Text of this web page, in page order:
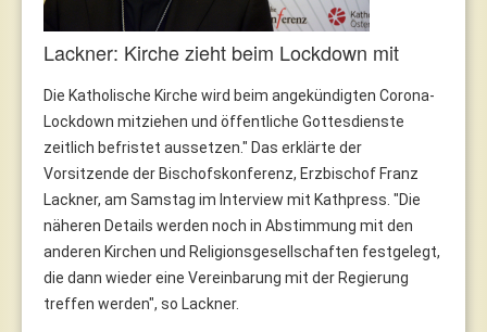
Lackner: Kirche zieht beim Lockdown mit
Die Katholische Kirche wird beim angekündigten Corona-
Lockdown mitziehen und öffentliche Gottesdienste
zeitlich befristet aussetzen." Das erklärte der
Vorsitzende der Bischofskonferenz, Erzbischof Franz
Lackner, am Samstag im Interview mit Kathpress. "Die
näheren Details werden noch in Abstimmung mit den
anderen Kirchen und Religionsgesellschaften festgelegt,
die dann wieder eine Vereinbarung mit der Regierung
treffen werden", so Lackner.